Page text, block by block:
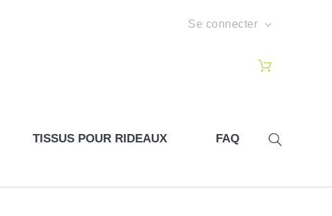
Se connecter
TISSUS POUR RIDEAUX FAQ